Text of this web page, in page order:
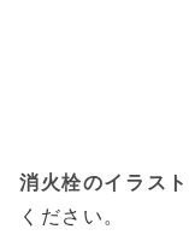
消火栓のイラスト
ください。